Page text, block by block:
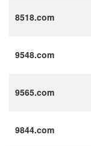
8518.com
9548.com
9565.com
9844.com